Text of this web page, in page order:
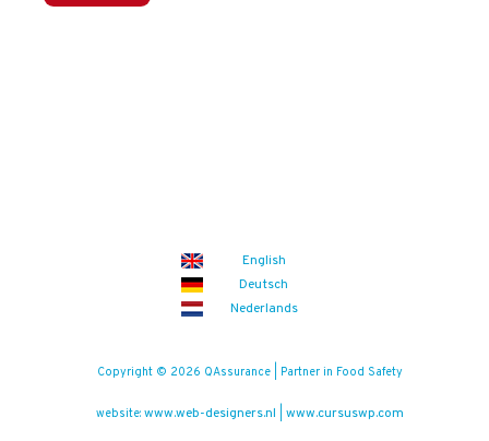
English
Deutsch
Nederlands
Copyright © 2026 QAssurance | Partner in Food Safety
website: www.web-designers.nl www.cursuswp.com